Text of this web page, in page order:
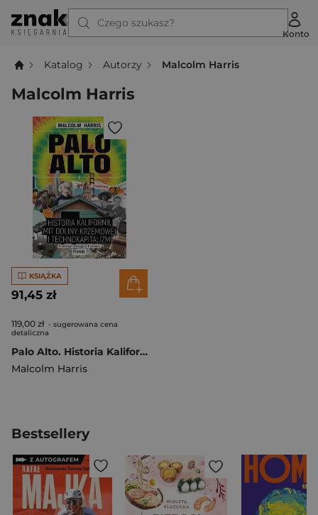
Czego szukasz?
Konto
Katalog Autorzy Malcolm Harris
Malcolm Harris
KSIĄŻKA
91,45 zł
119,00 zł - sugerowana cena
detaliczna
Palo Alto. Historia Kalifornii, mit Doliny Krzemowej i technokapitalizm
Malcolm Harris
Bestsellery